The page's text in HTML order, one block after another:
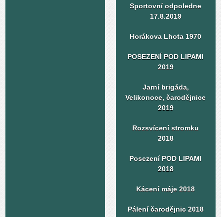
Sportovní odpoledne
17.8.2019
Horákova Lhota 1970
POSEZENÍ POD LIPAMI
2019
Jarní brigáda,
Velikonoce, čarodějnice
2019
Rozsvícení stromku
2018
Posezení POD LIPAMI
2018
Kácení máje 2018
Pálení čarodějnic 2018